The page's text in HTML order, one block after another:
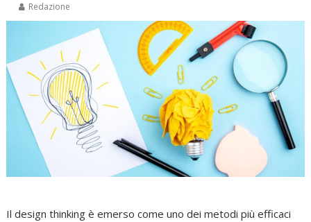
Redazione
Il design thinking è emerso come uno dei metodi più efficaci